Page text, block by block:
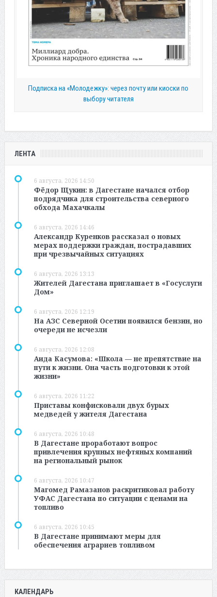
Подписка на «Молодежку»: через почту или киоски по
выбору читателя
ЛЕНТА
6 августа, 2026 14:50
Фёдор Щукин: в Дагестане начался отбор
подрядчика для строительства северного
обхода Махачкалы
6 августа, 2026 14:46
Александр Куренков рассказал о новых
мерах поддержки граждан, пострадавших
при чрезвычайных ситуациях
6 августа, 2026 13:13
Жителей Дагестана приглашает в «Госуслуги
Дом»
6 августа, 2026 12:19
На АЗС Северной Осетии появился бензин, но
очереди не исчезли
6 августа, 2026 12:08
Аида Касумова: «Школа — не препятствие на
пути к жизни. Она часть подготовки к этой
жизни»
6 августа, 2026 11:22
Приставы конфисковали двух бурых
медведей у жителя Дагестана
6 августа, 2026 10:48
В Дагестане проработают вопрос
привлечения крупных нефтяных компаний
на региональный рынок
6 августа, 2026 10:47
Магомед Рамазанов раскритиковал работу
УФАС Дагестана по ситуации с ценами на
топливо
6 августа, 2026 10:45
В Дагестане принимают меры для
обеспечения аграриев топливом
КАЛЕНДАРЬ